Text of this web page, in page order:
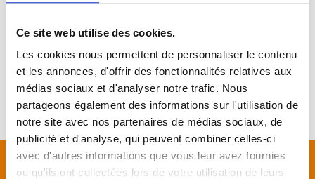
Ce site web utilise des cookies.
Les cookies nous permettent de personnaliser le contenu
et les annonces, d'offrir des fonctionnalités relatives aux
médias sociaux et d'analyser notre trafic. Nous
partageons également des informations sur l'utilisation de
notre site avec nos partenaires de médias sociaux, de
publicité et d'analyse, qui peuvent combiner celles-ci
avec d'autres informations que vous leur avez fournies
ou qu'ils ont collectées lors de votre utilisation de leurs